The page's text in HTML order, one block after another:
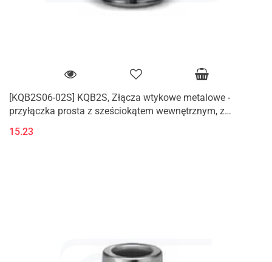
[KQB2S06-02S] KQB2S, Złącza wtykowe metalowe -
przyłączka prosta z sześciokątem wewnętrznym, z
15.23